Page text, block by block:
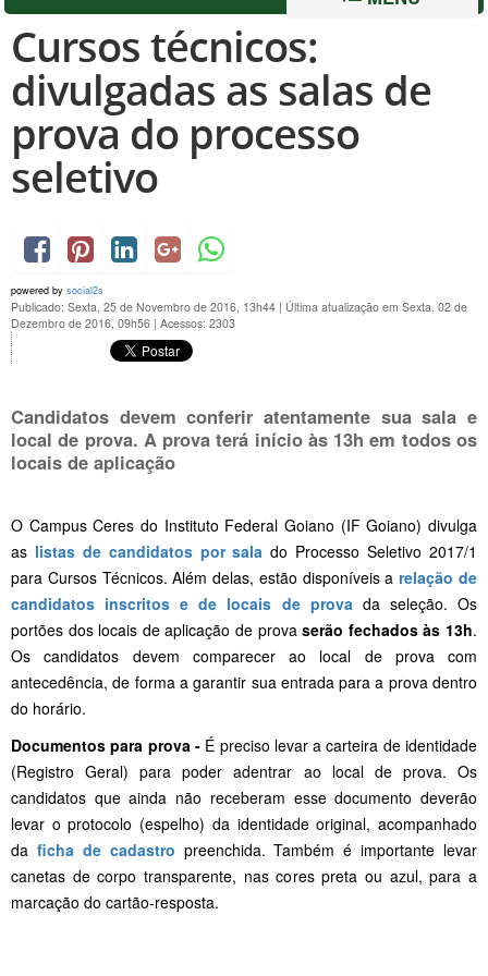
Cursos técnicos:
divulgadas as salas de
prova do processo
seletivo
powered by social2s
Publicado: Sexta, 25 de Novembro de 2016, 13h44 | Última atualização em Sexta, 02 de
Dezembro de 2016, 09h56 | Acessos: 2303
Candidatos devem conferir atentamente sua sala e
local de prova. A prova terá início às 13h em todos os
locais de aplicação
O Campus Ceres do Instituto Federal Goiano (IF Goiano) divulga
as listas de candidatos por sala do Processo Seletivo 2017/1
para Cursos Técnicos. Além delas, estão disponíveis arelação de
candidatos inscritos e de locais de prova da seleção. Os
portões dos locais de aplicação de prova serão fechados às 13h.
Os candidatos devem comparecer ao local de prova com
antecedência, de forma a garantir sua entrada para a prova dentro
do horário.
Documentos para prova -É preciso levar a carteira de identidade
(Registro Geral) para poder adentrar ao local de prova. Os
candidatos que ainda não receberam esse documento deverão
levar o protocolo (espelho) da identidade original, acompanhado
da ficha de cadastro preenchida. Também é importante levar
canetas de corpo transparente, nas cores preta ou azul, para a
marcação do cartão-resposta.